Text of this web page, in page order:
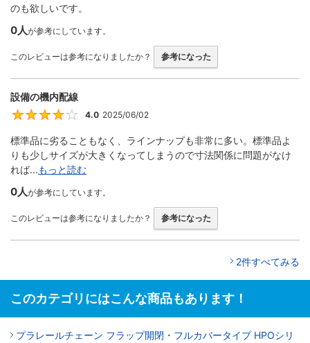
のも欲しいです。
0人が参考にしています。
このレビューは参考になりましたか？ 参考になった
設備の機内配線
4
4.0 2025/06/02
標準品に劣ることもなく、ラインナップも非常に多い。標準品よ
りも少しサイズが大きくなってしまうので寸法関係に問題がなけ
れば...もっと読む
0人が参考にしています。
このレビューは参考になりましたか？ 参考になった
2件すべてみる
このカテゴリにはこんな商品もあります！
プラレールチェーン フラップ開閉・フルカバータイプ HPOシリ